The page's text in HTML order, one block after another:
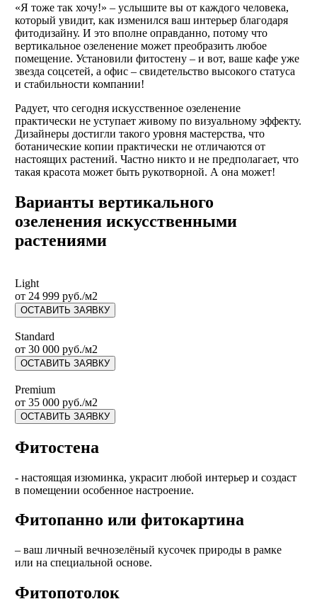
«Я тоже так хочу!» – услышите вы от каждого человека,
который увидит, как изменился ваш интерьер благодаря
фитодизайну. И это вполне оправданно, потому что
вертикальное озеленение может преобразить любое
помещение. Установили фитостену – и вот, ваше кафе уже
звезда соцсетей, а офис – свидетельство высокого статуса
и стабильности компании!
Радует, что сегодня искусственное озеленение
практически не уступает живому по визуальному эффекту.
Дизайнеры достигли такого уровня мастерства, что
ботанические копии практически не отличаются от
настоящих растений. Частно никто и не предполагает, что
такая красота может быть рукотворной. А она может!
Варианты вертикального
озеленения искусственными
растениями
Light
от 24 999 руб./м2
ОСТАВИТЬ ЗАЯВКУ
Standard
от 30 000 руб./м2
ОСТАВИТЬ ЗАЯВКУ
Premium
от 35 000 руб./м2
ОСТАВИТЬ ЗАЯВКУ
Фитостена
- настоящая изюминка, украсит любой интерьер и создаст
в помещении особенное настроение.
Фитопанно или фитокартина
– ваш личный вечнозелёный кусочек природы в рамке
или на специальной основе.
Фитопотолок